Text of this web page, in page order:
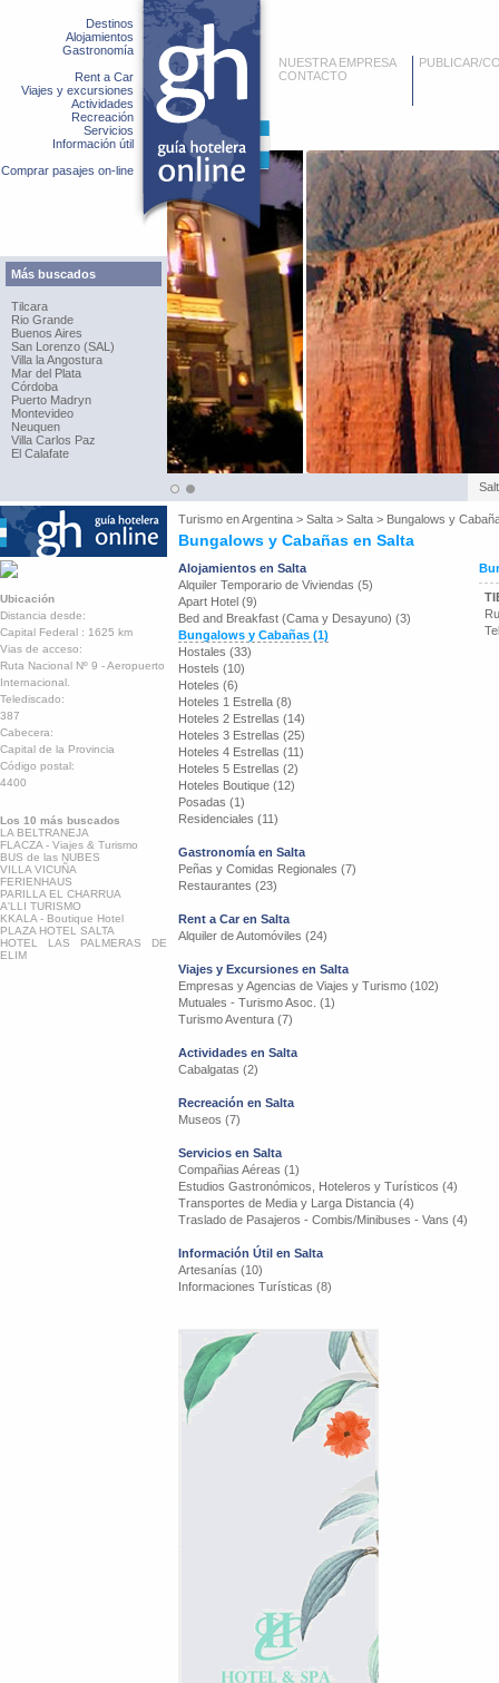
Destinos
Alojamientos
Gastronomía
Rent a Car
Viajes y excursiones
Actividades
Recreación
Servicios
Información útil
Comprar pasajes on-line
Más buscados
Tilcara
Rio Grande
Buenos Aires
San Lorenzo (SAL)
Villa la Angostura
Mar del Plata
Córdoba
Puerto Madryn
Montevideo
Neuquen
Villa Carlos Paz
El Calafate
NUESTRA EMPRESA
CONTACTO
PUBLICAR/
Turismo enArgentina > Salta > Salta > Bungalows y
Bungalows y Cabañas en Salta
Ubicación
Distancia desde:
Capital Federal : 1625 km
Vias de acceso:
Ruta Nacional Nº 9 - Aeropuerto
Internacional.
Telediscado:
387
Cabecera:
Capital de la Provincia
Código postal:
4400
Los 10 más buscados
LA BELTRANEJA
FLACZA - Viajes & Turismo
BUS de las NUBES
VILLA VICUÑA
FERIENHAUS
PARILLA EL CHARRUA
A'LLI TURISMO
KKALA - Boutique Hotel
PLAZA HOTEL SALTA
HOTEL LAS PALMERAS DE
ELIM
Alojamientos en Salta
Alquiler Temporario de Viviendas (5)
Apart Hotel (9)
Bed and Breakfast (Cama y Desayuno) (3)
Bungalows y Cabañas (1)
Hostales (33)
Hostels (10)
Hoteles (6)
Hoteles 1 Estrella (8)
Hoteles 2 Estrellas (14)
Hoteles 3 Estrellas (25)
Hoteles 4 Estrellas (11)
Hoteles 5 Estrellas (2)
Hoteles Boutique (12)
Posadas (1)
Residenciales (11)
Gastronomía en Salta
Peñas y Comidas Regionales (7)
Restaurantes (23)
Rent a Car en Salta
Alquiler de Automóviles (24)
Viajes y Excursiones en Salta
Empresas y Agencias de Viajes y Turismo (102)
Mutuales - Turismo Asoc. (1)
Turismo Aventura (7)
Actividades en Salta
Cabalgatas (2)
Recreación en Salta
Museos (7)
Servicios en Salta
Compañias Aéreas (1)
Estudios Gastronómicos, Hoteleros y Turísticos (4)
Transportes de Media y Larga Distancia (4)
Traslado de Pasajeros - Combis/Minibuses - Vans (4)
Información Útil en Salta
Artesanías (10)
Informaciones Turísticas (8)